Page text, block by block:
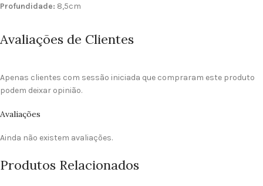
Profundidade: 8,5cm
Avaliações de Clientes
Avaliações
Ainda não existem avaliações.
Apenas clientes com sessão iniciada que compraram este produto
podem deixar opinião.
Produtos Relacionados